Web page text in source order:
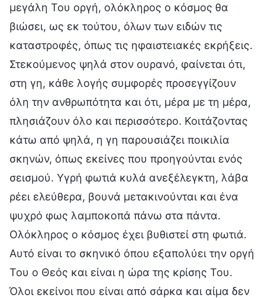
μεγάλη Του οργή, ολόκληρος ο κόσμος θα
βιώσει, ως εκ τούτου, όλων των ειδών τις
καταστροφές, όπως τις ηφαιστειακές εκρήξεις.
Στεκούμενος ψηλά στον ουρανό, φαίνεται ότι,
στη γη, κάθε λογής συμφορές προσεγγίζουν
όλη την ανθρωπότητα και ότι, μέρα με τη μέρα,
πλησιάζουν όλο και περισσότερο. Κοιτάζοντας
κάτω από ψηλά, η γη παρουσιάζει ποικιλία
σκηνών, όπως εκείνες που προηγούνται ενός
σεισμού. Υγρή φωτιά κυλά ανεξέλεγκτη, λάβα
ρέει ελεύθερα, βουνά μετακινούνται και ένα
ψυχρό φως λαμποκοπά πάνω στα πάντα.
Ολόκληρος ο κόσμος έχει βυθιστεί στη φωτιά.
Αυτό είναι το σκηνικό όπου εξαπολύει την οργή
Του ο Θεός και είναι η ώρα της κρίσης Του.
Όλοι εκείνοι που είναι από σάρκα και αίμα δεν